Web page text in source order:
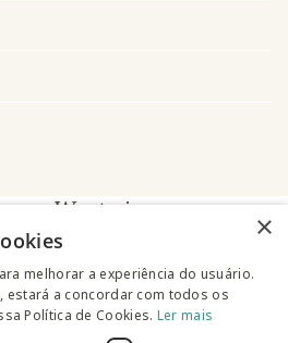
app Westwing
×
melhorar a experiência do usuário.
estará a concordar com todos os
Política de Cookies. Ler mais